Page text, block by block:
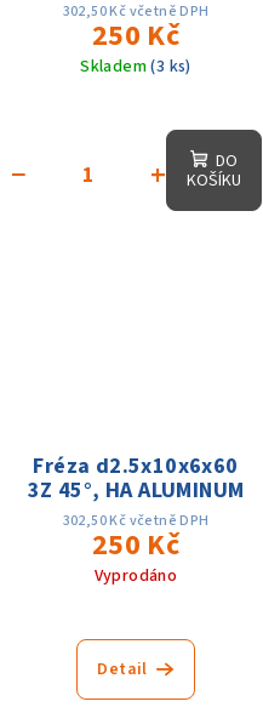
302,50 Kč včetně DPH
250 Kč
Skladem(3 ks)
+
−
DO
KOŠÍKU
Fréza d2.5x10x6x60
3Z 45°, HA ALUMINUM
302,50 Kč včetně DPH
250 Kč
Vyprodáno
Detail